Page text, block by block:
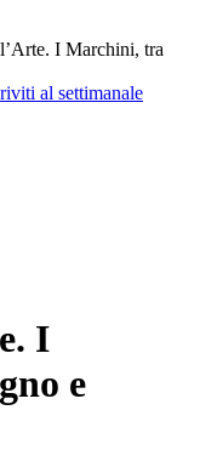
I Marchini, tra
al settimanale
I
e